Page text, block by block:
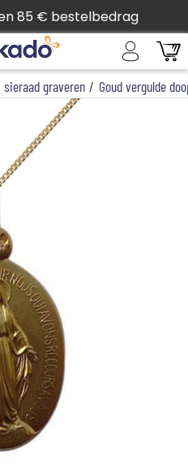
85 € bestelbedrag
sieraad graveren / Goud vergulde